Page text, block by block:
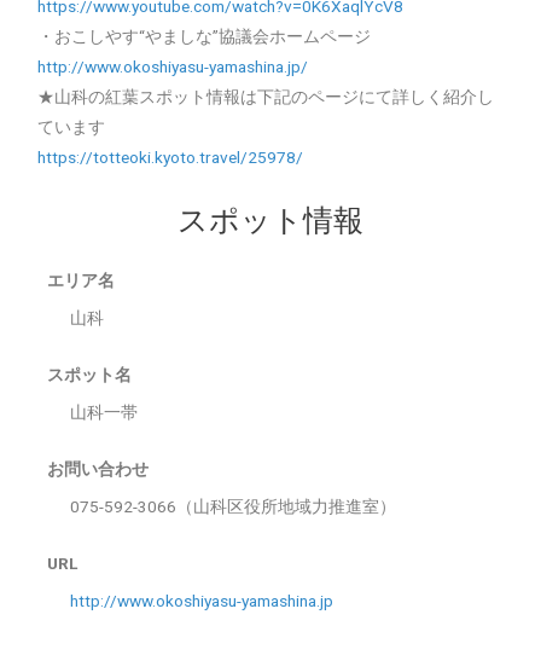
https://www.youtube.com/watch?v=0K6XaqlYcV8
・おこしやす“やましな”協議会ホームページ
http://www.okoshiyasu-yamashina.jp/
★山科の紅葉スポット情報は下記のページにて詳しく紹介し
ています
https://totteoki.kyoto.travel/25978/
スポット情報
エリア名
山科
スポット名
山科一帯
お問い合わせ
075-592-3066（山科区役所地域力推進室）
URL
http://www.okoshiyasu-yamashina.jp